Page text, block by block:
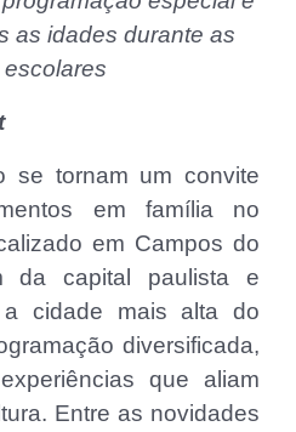
as idades durante as
escolares
se tornam um convite
em família no
em Campos do
da capital paulista e
a cidade mais alta do
diversificada,
que aliam
Entre as novidades